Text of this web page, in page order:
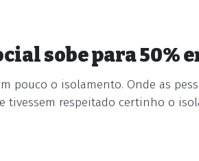
sobe para 50%
pouco o isolamento. Onde as
tivessem respeitado certinho o